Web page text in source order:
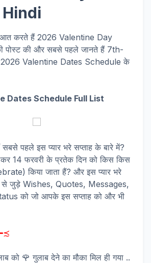
करते हैं 2026 Valentine Day
पोस्ट की और सबसे पहले जानते हैं 7th-
Valentine Dates Schedule के
Dates Schedule Full List
पहले इस प्यार भरे सप्ताह के बारे में?
14 फरवरी के प्रतेक दिन को किस किस
किया जाता हैं? और इस प्यार भरे
से जुड़े Wishes, Quotes, Messages,
को जो आपके इस सप्ताह को और भी
को 🌹 गुलाब देने का मौका मिल ही गया ..